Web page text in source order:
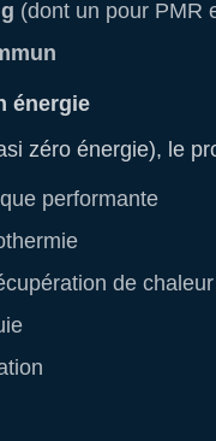
(dont un pour PMR
énergie
zéro énergie), le
performante
de chaleur